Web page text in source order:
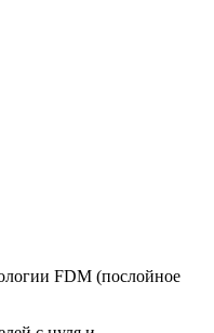
FDM (послойное